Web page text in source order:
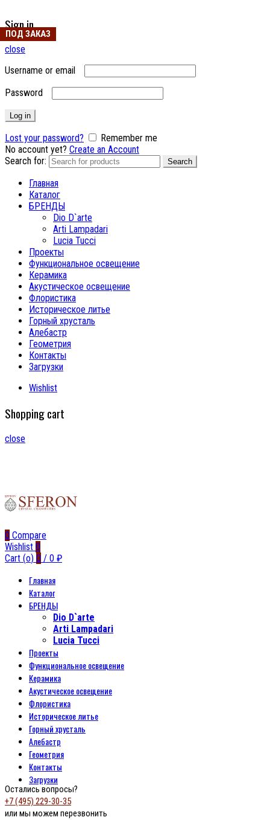
Sign in
close
Username or email
Password
Log in
Lost your password?
Remember me
No account yet? Create an Account
Search for:
Search
Главная
Каталог
БРЕНДЫ
Dio D`arte
Arti Lampadari
Lucia Tucci
Проекты
Функциональное освещение
Керамика
Акустическое освещение
Флористика
Историческое литье
Горный хрусталь
Алебастр
Геометрия
Контакты
Загрузки
Wishlist
Shopping cart
close
0 Compare
Wishlist 0
Cart (o) 0 / 0 ₽
Главная
Каталог
БРЕНДЫ
Dio D`arte
Arti Lampadari
Lucia Tucci
Проекты
Функциональное освещение
Керамика
Акустическое освещение
Флористика
Историческое литье
Горный хрусталь
Алебастр
Геометрия
Контакты
Загрузки
Остались вопросы?
+7 (495) 229-30-35
или мы можем перезвонить
ПОД ЗАКАЗ